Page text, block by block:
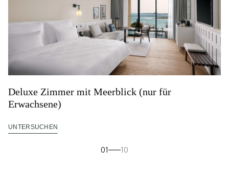
Deluxe Zimmer mit Meerblick (nur für
Erwachsene)
UNTERSUCHEN
01 10